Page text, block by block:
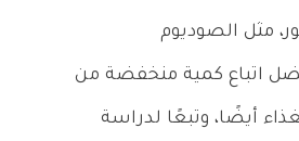
مثل الصوديوم
اتباع كمية منخفضة من
أيضًا، وتبعًا لدراسة